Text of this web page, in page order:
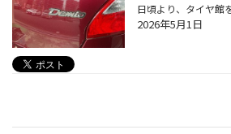
2026年5月1日